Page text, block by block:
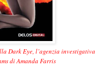
Dark Eye, l’agenzia investigativa
di Amanda Farris